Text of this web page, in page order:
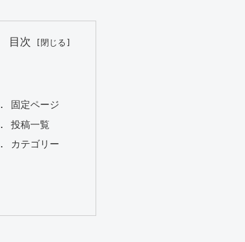
目次
固定ページ
投稿一覧
カテゴリー